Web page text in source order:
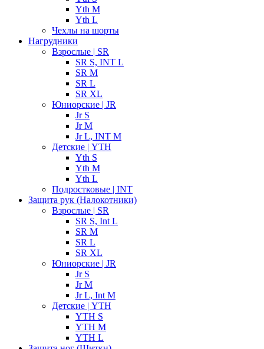
Yth M
Yth L
Чехлы на шорты
Нагрудники
Взрослые | SR
SR S, INT L
SR M
SR L
SR XL
Юниорские | JR
Jr S
Jr M
Jr L, INT M
Детские | YTH
Yth S
Yth M
Yth L
Подростковые | INT
Защита рук (Налокотники)
Взрослые | SR
SR S, Int L
SR M
SR L
SR XL
Юниорские | JR
Jr S
Jr M
Jr L, Int M
Детские | YTH
YTH S
YTH M
YTH L